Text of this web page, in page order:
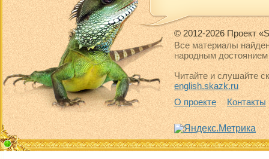
© 2012-2026 Проект
Все материалы
народным достоянием
Читайте и слушайте
english.skazk.ru
О проекте
Контакты